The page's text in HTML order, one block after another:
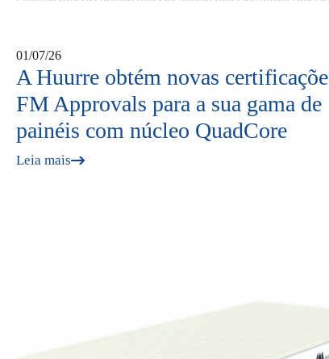
01/07/26
A Huurre obtém novas
FM Approvals para a sua gama de
painéis com núcleo QuadCore
Leia mais